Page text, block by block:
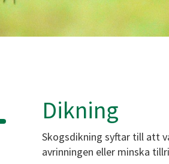
Dikning
Skogsdikning syftar till att
avrinningen eller minska